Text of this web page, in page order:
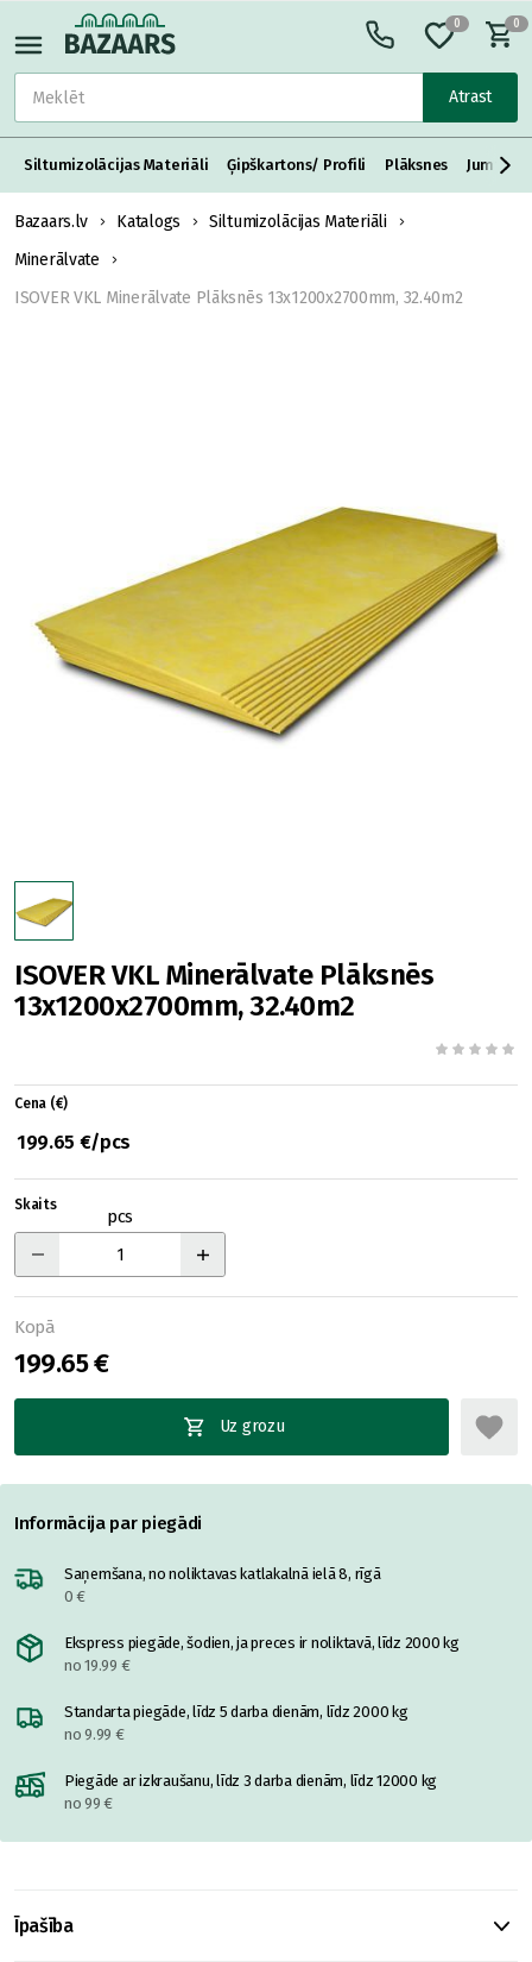
Atrast
0 0
Siltumizolācijas Materiāli Ģipškartons/ Profili Plāksnes Jumta
Bazaars.lv Katalogs
Siltumizolācijas Materiāli
Minerālvate
ISOVER VKL Minerālvate Plāksnēs 13x1200x2700mm, 32.40m2
ISOVER VKL Minerālvate Plāksnēs
13x1200x2700mm, 32.40m2
Cena (€)
199.65 €/pcs
Skaits
pcs
Kopā
199.65 €
Uz grozu
Informācija par piegādi
Saņemšana, no noliktavas katlakalnā ielā 8, rīgā
0 €
Ekspress piegāde, šodien, ja preces ir noliktavā, līdz 2000 kg
no 19.99 €
Standarta piegāde, līdz 5 darba dienām, līdz 2000 kg
no 9.99 €
Piegāde ar izkraušanu, līdz 3 darba dienām, līdz 12000 kg
no 99 €
Īpašība